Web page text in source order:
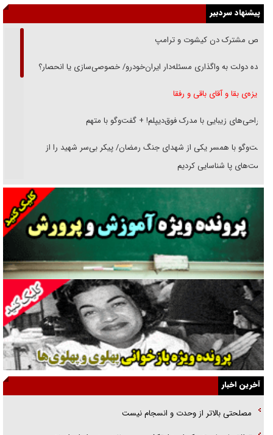
پیشنهاد سردبیر
رقص مشترک دن کیشوت و ترامپ
دنده دولت به واگذاری مسئله‌دار ایران‌خودرو/ خصوصی‌سازی یا انحصار؟
غریزه‌ی بقا و آقای باقی و رفقا
جراحی‌های زیبایی با مدرک فوق‌دیپلم! + گفت‌وگو با متهم
گفت‌وگو با همسر یکی از شهدای جنگ رمضان/ پیکر بی‌سر شهید را از
انگشت‌های پا شناسایی کردیم
نسلی که آنلاین الگو می‌گیرد
گفت‌وگو با آیت‌الله جاودان/ جفای مخالفان مکانت معنوی رهبر شهید را
ارتقا می‌داد
راننده مست به قانون می‌خندد
همه آقای دوربینی شده‌ایم!
قصه ناتمام سرویس مدارس
آیا مقاومت فلسطین خلع‌سلاح می‌شود؟
الگوی وحدت‌آفرین در ادراک سیاست خارجی
گفتگوی دکتر اخوان مدیرمسئول روزنامه جوان با برنامه تلویزیونی «نبرد
هرمز»
آخرین اخبار
مصلحتی بالاتر از وحدت و انسجام نیست